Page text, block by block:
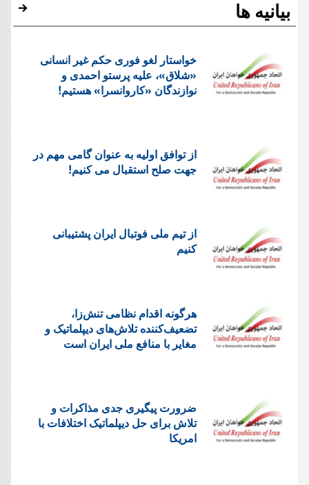
بیانیه ها
خواستار لغو فوری حکم غیر انسانی
«شلاق»، علیه پرستو احمدی و
نوازندگان «کاروانسرا» هستیم!
از توافق اولیه به عنوان گامی مهم در
جهت صلح استقبال می کنیم!
از تیم ملی فوتبال ایران پشتیبانی
کنیم
هرگونه اقدام نظامی تنش‌زا،
تضعیف‌کننده تلاش‌های دیپلماتیک و
مغایر با منافع ملی ایران است
ضرورت پیگیری جدی مذاکرات و
تلاش برای حل دیپلماتیک اختلافات با
امریکا